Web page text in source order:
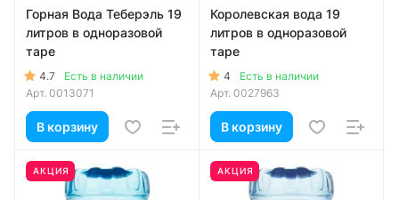
Горная Вода Теберэль 19
литров в одноразовой
таре
4.7
Есть в наличии
Арт. 0013071
В корзину
Королевская вода 19
литров в одноразовой
таре
4
Есть в наличии
Арт. 0027963
В корзину
АКЦИЯ АКЦИЯ